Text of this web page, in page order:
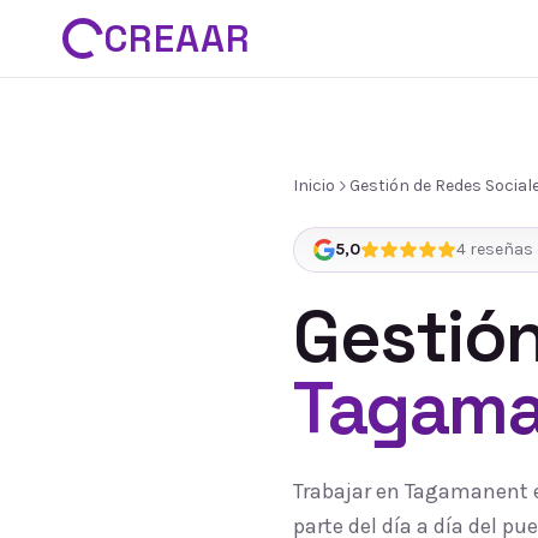
CREAAR
Inicio Gestión de Redes
5,0 4 reseñas
Trabajar en
parte del día a día del